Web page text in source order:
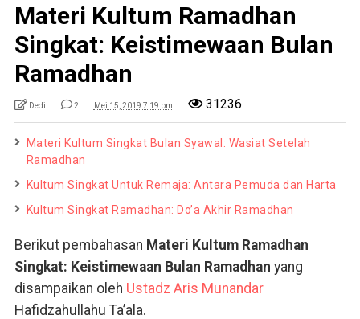
Materi Kultum Ramadhan
Singkat: Keistimewaan Bulan
Ramadhan
Dedi 2 Mei 15, 2019 7:19 pm 31236
Materi Kultum Singkat Bulan Syawal: Wasiat Setelah
Ramadhan
Kultum Singkat Untuk Remaja: Antara Pemuda dan Harta
Kultum Singkat Ramadhan: Do’a Akhir Ramadhan
Berikut pembahasan Materi Kultum Ramadhan
Singkat: Keistimewaan Bulan Ramadhan yang
disampaikan oleh Ustadz Aris Munandar
Hafidzahullahu Ta’ala.